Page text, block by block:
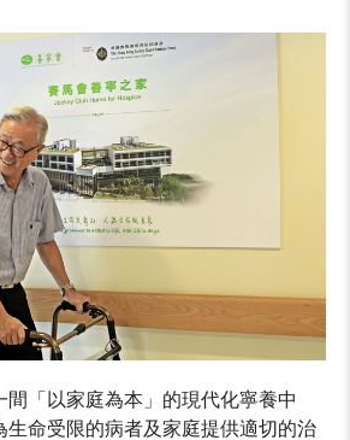
間「以家庭為本」的現代化寧養中
生命受限的病者及家庭提供適切的治